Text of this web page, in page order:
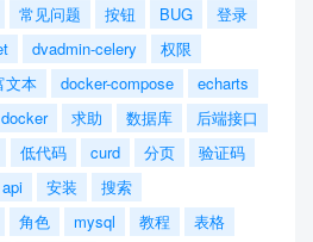
常见问题 按钮 BUG
登录
dvadmin-celery
权限
文本 docker-compose
echarts
docker 求助 数据库
后端接口
低代码 curd 分页
验证码
api 安装
搜索
角色 mysql 教程
表格